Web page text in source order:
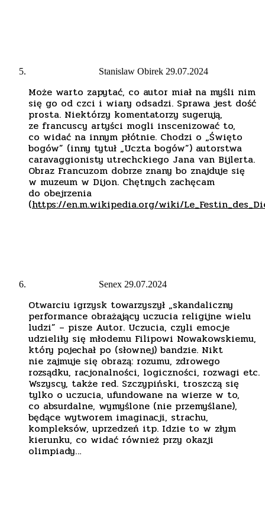
Stanislaw Obirek 29.07.2024
Może warto zapytać, co autor miał na myśli nim
się go od czci i wiary odsadzi. Sprawa jest dość
prosta. Niektórzy komentatorzy sugerują,
ze francuscy artyści mogli inscenizować to,
co widać na innym płótnie. Chodzi o „Święto
bogów” (inny tytuł „Uczta bogów”) autorstwa
caravaggionisty utrechckiego Jana van Bijlerta.
Obraz Francuzom dobrze znany bo znajduje się
w muzeum w Dijon. Chętnych zachęcam
do obejrzenia
(https://en.m.wikipedia.org/wiki/
Senex 29.07.2024
Otwarciu igrzysk towarzyszył „skandaliczny
performance obrażający uczucia religijne wielu
ludzi” – pisze Autor. Uczucia, czyli emocje
udzieliły się młodemu Filipowi Nowakowskiemu,
który pojechał po (słownej) bandzie. Nikt
nie zajmuje się obrazą: rozumu, zdrowego
rozsądku, racjonalności, logiczności, rozwagi etc.
Wszyscy, także red. Szczypiński, troszczą się
tylko o uczucia, ufundowane na wierze w to,
co absurdalne, wymyślone (nie przemyślane),
będące wytworem imaginacji, strachu,
kompleksów, uprzedzeń itp. Idzie to w złym
kierunku, co widać również przy okazji
olimpiady…